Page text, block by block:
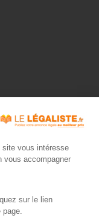
site vous intéresse
vous accompagner
sur le lien
page.
PUBLIÉES